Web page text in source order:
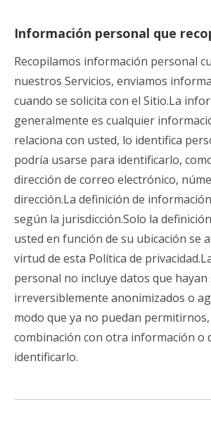
Información personal que
Recopilamos información personal
nuestros Servicios, enviamos
cuando se solicita con el Sitio.La
generalmente es cualquier
relaciona con usted, lo identifica
podría usarse para identificarlo,
dirección de correo electrónico,
dirección.La definición de
según la jurisdicción.Solo la
usted en función de su ubicación se
virtud de esta Política de
personal no incluye datos que hayan
irreversiblemente anonimizados o
modo que ya no puedan permitirnos,
combinación con otra información o
identificarlo.